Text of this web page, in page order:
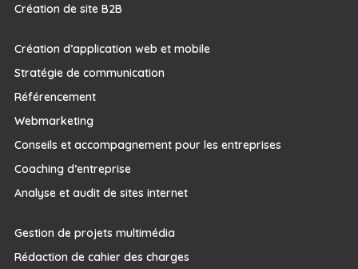
Création de site B2B
Création d’application web et mobile
Stratégie de communication
Référencement
Webmarketing
Conseils et accompagnement pour les entreprises
Coaching d’entreprise
Analyse et audit de sites internet
Gestion de projets multimédia
Rédaction de cahier des charges